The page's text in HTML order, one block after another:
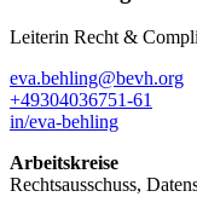
Leiterin Recht &
eva.behling@bevh.org
+49304036751-61
in/eva-behling
Arbeitskreise
Rechtsausschuss,